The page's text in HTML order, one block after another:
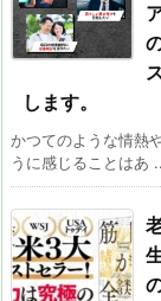
します。
かつてのような情熱
うに感じることはあ